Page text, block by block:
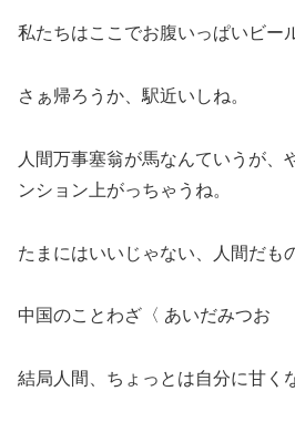
私たちはここでお腹いっぱいビー
さぁ帰ろうか、駅近いしね。
人間万事塞翁が馬なんていうが、
ンション上がっちゃうね。
たまにはいいじゃない、人間だも
中国のことわざ〈 あいだみつお
結局人間、ちょっとは自分に甘く